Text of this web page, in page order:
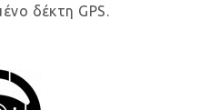
δέκτη GPS.